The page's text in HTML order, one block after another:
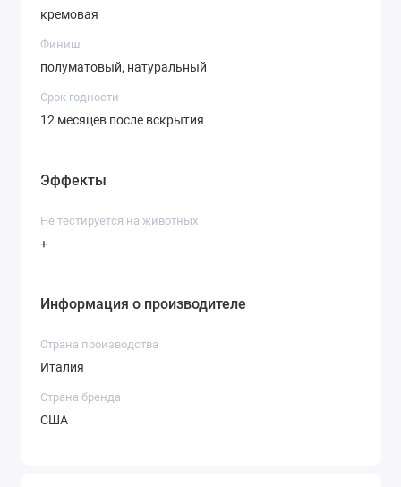
кремовая
Финиш
полуматовый, натуральный
Срок годности
12 месяцев после вскрытия
Эффекты
Не тестируется на животных
+
Информация о производителе
Страна производства
Италия
Страна бренда
США